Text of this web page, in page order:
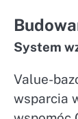
System
Value-
wsparcia